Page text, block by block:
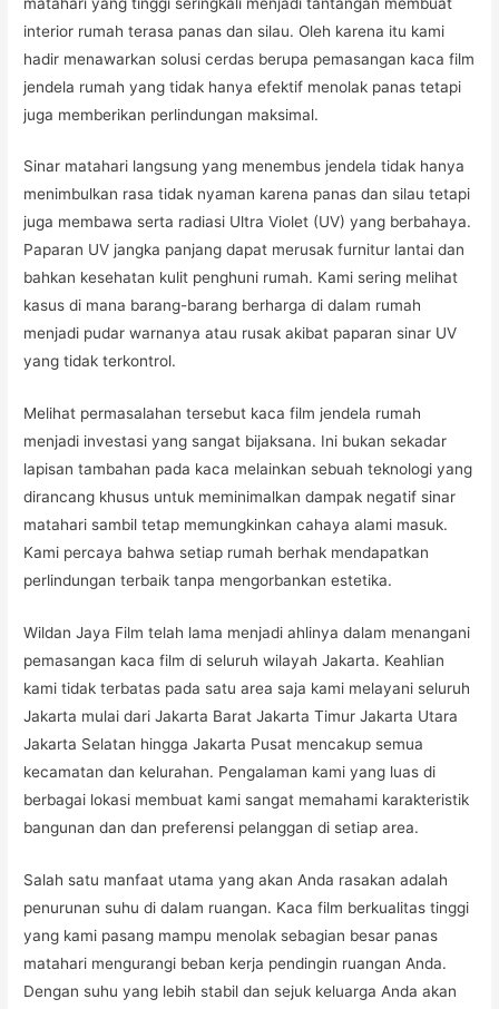
interior rumah terasa panas dan silau. Oleh karena itu kami
hadir menawarkan solusi cerdas berupa pemasangan kaca film
jendela rumah yang tidak hanya efektif menolak panas tetapi
juga memberikan perlindungan maksimal.
Sinar matahari langsung yang menembus jendela tidak hanya
menimbulkan rasa tidak nyaman karena panas dan silau tetapi
juga membawa serta radiasi Ultra Violet (UV) yang berbahaya.
Paparan UV jangka panjang dapat merusak furnitur lantai dan
bahkan kesehatan kulit penghuni rumah. Kami sering melihat
kasus di mana barang-barang berharga di dalam rumah
menjadi pudar warnanya atau rusak akibat paparan sinar UV
yang tidak terkontrol.
Melihat permasalahan tersebut kaca film jendela rumah
menjadi investasi yang sangat bijaksana. Ini bukan sekadar
lapisan tambahan pada kaca melainkan sebuah teknologi yang
dirancang khusus untuk meminimalkan dampak negatif sinar
matahari sambil tetap memungkinkan cahaya alami masuk.
Kami percaya bahwa setiap rumah berhak mendapatkan
perlindungan terbaik tanpa mengorbankan estetika.
Wildan Jaya Film telah lama menjadi ahlinya dalam menangani
pemasangan kaca film di seluruh wilayah Jakarta. Keahlian
kami tidak terbatas pada satu area saja kami melayani seluruh
Jakarta mulai dari Jakarta Barat Jakarta Timur Jakarta Utara
Jakarta Selatan hingga Jakarta Pusat mencakup semua
kecamatan dan kelurahan. Pengalaman kami yang luas di
berbagai lokasi membuat kami sangat memahami karakteristik
bangunan dan dan preferensi pelanggan di setiap area.
Salah satu manfaat utama yang akan Anda rasakan adalah
penurunan suhu di dalam ruangan. Kaca film berkualitas tinggi
yang kami pasang mampu menolak sebagian besar panas
matahari mengurangi beban kerja pendingin ruangan Anda.
Dengan suhu yang lebih stabil dan sejuk keluarga Anda akan